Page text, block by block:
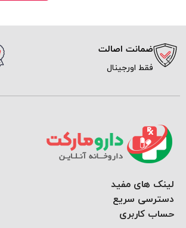
محصولات بروز
جدیدترین ها
لینک های مفید
دسترسی سریع
حساب کاربری